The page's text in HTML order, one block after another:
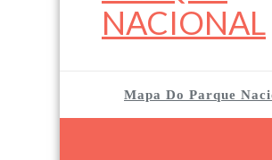
NACIONAL
Mapa Do Parque